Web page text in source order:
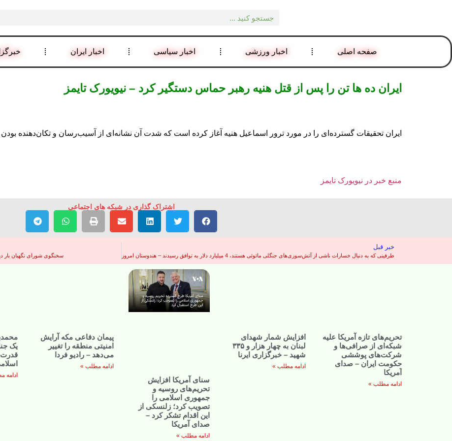
صفحه اصلی اخبار ورزشی اخبار سیاسی اخبار ایران
ایران ده ها تن را پس از قتل هنیه رهبر حماس دستگیر کرد – نیویورک تایمز
ایران تحقیقات گسترده‌ای را در مورد ترور اسماعیل هنیه آغاز کرده است که شدت آن نشانه‌ای از آسیب‌رسان و تکان‌دهنده
منبع خبر در نیویورک تایمز
اشتراک گذاری در شبکه های اجتماعی
خبر قبل
طرفینی که به دنبال خسارات ناشی از آتش‌سوزی‌های جنگلی مائوئی هستند، 4 میلیارد دلار به توافق رسیدند – هندوستان امروز سخنگوی شورای نگهبان بار
تحریم‌های تازه آمریکا علیه
شبکه‌ای از صرافی‌ها و
شرکت‌های پوششی
حکومت ایران – صدای
آمریکا
ادامه مطلب »
افزایش شمار شهدای
لبنان به چهار هزار و ۳۳۵
شهید – خبرگزاری ایرنا
ادامه مطلب »
سنای آمریکا افزایش
تحریم‌های روسیه و
جمهوری اسلامی را
تصویب کرد؛ زلنسکی از
این اقدام تشکر کرد –
صدای آمریکا
ادامه مطلب »
پیمان دفاعی مکه آرایش
امنیتی منطقه را تغییر
می‌دهد – رادیو فردا
ادامه مطلب »
یک
ادامه